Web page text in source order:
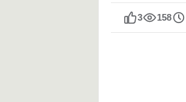
3 158